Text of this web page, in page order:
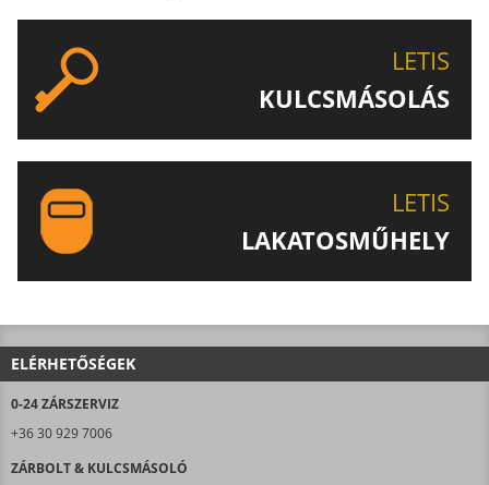
LETIS
KULCSMÁSOLÁS
LETIS
LAKATOSMŰHELY
ELÉRHETŐSÉGEK
0-24 ZÁRSZERVIZ
+36 30 929 7006
ZÁRBOLT & KULCSMÁSOLÓ